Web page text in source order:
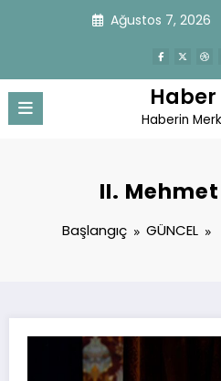
Ağustos 7, 2026
Haber
Haberin
II.
Başlangıç GÜNCEL